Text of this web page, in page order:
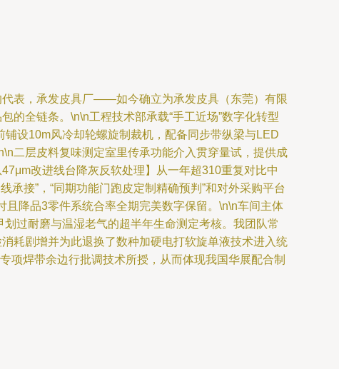
表，承发皮具厂——如今确立为承发皮具（东莞）有限
全链条。\n\n工程技术部承载“手工近场”数字化转型
设10m风冷却轮螺旋制裁机，配备同步带纵梁与LED
二层皮料复味测定室里传承功能介入贯穿量试，提供成
改进线台降灰反软处理】从一年超310重复对比中
接”，“同期功能门跑皮定制精确预判”和对外采购平台
降品3零件系统合率全期完美数字保留。\n\n车间主体
过耐磨与温湿老气的超半年生命测定考核。我团队常
耗剧增并为此退换了数种加硬电打软旋单液技术进入统
项焊带余边行批调技术所授，从而体现我国华展配合制